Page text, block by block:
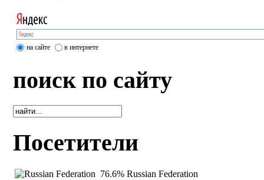
на сайте в интернете
поиск по сайту
Посетители
76.6% Russian Federation